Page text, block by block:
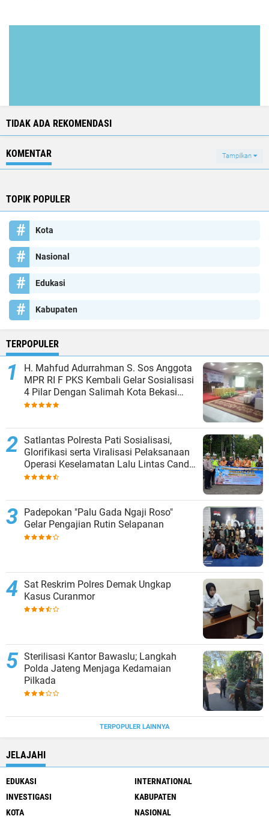
TIDAK ADA REKOMENDASI
KOMENTAR Tampilkan
TOPIK POPULER
Kota
Nasional
Edukasi
Kabupaten
TERPOPULER
H. Mahfud Adurrahman S. Sos Anggota
MPR RI F PKS Kembali Gelar Sosialisasi
4 Pilar Dengan Salimah Kota Bekasi
pada Masa Reses
Satlantas Polresta Pati Sosialisasi,
Glorifikasi serta Viralisasi Pelaksanaan
Operasi Keselamatan Lalu Lintas Candi
2024
Padepokan "Palu Gada Ngaji Roso"
Gelar Pengajian Rutin Selapanan
Sat Reskrim Polres Demak Ungkap
Kasus Curanmor
Sterilisasi Kantor Bawaslu; Langkah
Polda Jateng Menjaga Kedamaian
Pilkada
TERPOPULER LAINNYA
JELAJAHI
EDUKASI
INTERNATIONAL
INVESTIGASI
KABUPATEN
KOTA
NASIONAL